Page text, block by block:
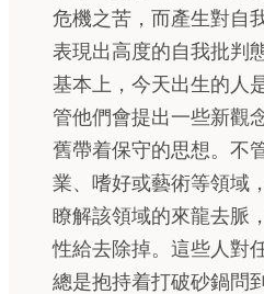
危機之苦，而產生對自
表現出高度的自我批判
基本上，今天出生的人
管他們會提出一些新觀
舊帶着保守的思想。不
業、嗜好或藝術等領域
瞭解該領域的來龍去脈
性給去除掉。這些人對
總是抱持着打破砂鍋問